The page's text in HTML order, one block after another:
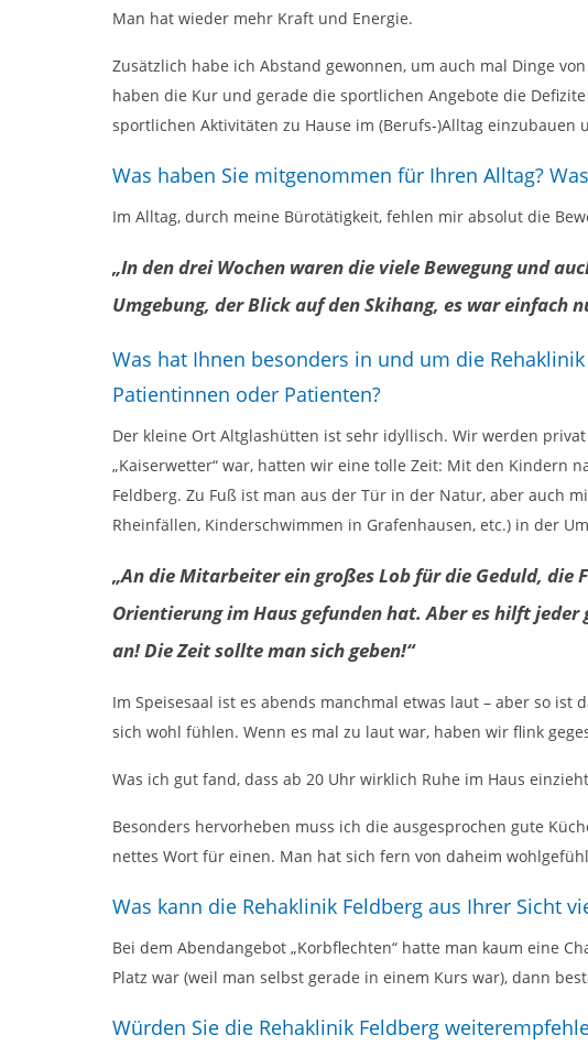
Man hat wieder mehr Kraft und Energie.
Zusätzlich habe ich Abstand gewonnen, um auch mal Dinge
haben die Kur und gerade die sportlichen Angebote die
sportlichen Aktivitäten zu Hause im (Berufs-)Alltag einzubauen
Was haben Sie mitgenommen für Ihren Alltag?
Im Alltag, durch meine Bürotätigkeit, fehlen mir absolut die
„In den drei Wochen waren die viele Bewegung und
Umgebung, der Blick auf den Skihang, es war einfach
Was hat Ihnen besonders in und um die
Patientinnen oder Patienten?
Der kleine Ort Altglashütten ist sehr idyllisch. Wir werden
„Kaiserwetter“ war, hatten wir eine tolle Zeit: Mit den Kindern
Feldberg. Zu Fuß ist man aus der Tür in der Natur, aber auch
Rheinfällen, Kinderschwimmen in Grafenhausen, etc.) in der
„An die Mitarbeiter ein großes Lob für die Geduld,
Orientierung im Haus gefunden hat. Aber es hilft
an! Die Zeit sollte man sich geben!“
Im Speisesaal ist es abends manchmal etwas laut – aber so
sich wohl fühlen. Wenn es mal zu laut war, haben wir flink
Was ich gut fand, dass ab 20 Uhr wirklich Ruhe im Haus
Besonders hervorheben muss ich die ausgesprochen gute
nettes Wort für einen. Man hat sich fern von daheim
Was kann die Rehaklinik Feldberg aus Ihrer Sicht
Bei dem Abendangebot „Korbflechten“ hatte man kaum eine
Platz war (weil man selbst gerade in einem Kurs war), dann
Würden Sie die Rehaklinik Feldberg